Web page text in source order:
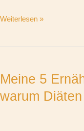
Weiterlesen »
Meine 5
warum
Ernährungsmythen
und